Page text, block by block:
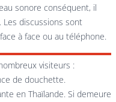
sonore conséquent, il
Les discussions sont
à face ou au téléphone.
visiteurs :
de douchette.
en Thaïlande. Si demeure